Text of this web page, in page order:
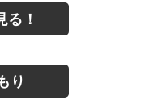
る！
り